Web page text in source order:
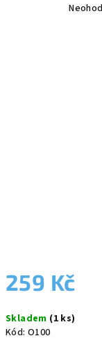
259 Kč
cena:
Skladem (1 ks)
Kód: O100